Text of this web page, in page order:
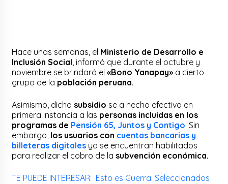
Hace unas semanas, el Ministerio de Desarrollo e
Inclusión Social , informó que durante el octubre y
noviembre se brindará el«Bono Yanapay» a cierto
grupo de la población peruana.
Asimismo, dicho subsidio se a hecho efectivo en
primera instancia a las personas incluidas en los
programas de Pensión 65, Juntos y Contigo. Sin
embargo, los usuarios con cuentas bancarias y
billeteras digitales ya se encuentran habilitados
para realizar el cobro de la subvención económica.
TE PUEDE INTERESAR: Esto es Guerra: Seleccionados